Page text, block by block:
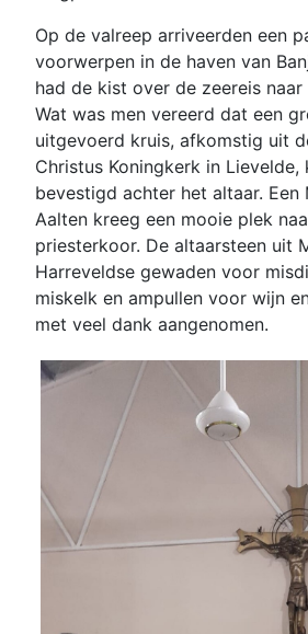
Op de valreep arriveerden een
voorwerpen in de haven van
had de kist over de zeereis naar
Wat was men vereerd dat een
uitgevoerd kruis, afkomstig uit
Christus Koningkerk in Lievelde,
bevestigd achter het altaar. Een
Aalten kreeg een mooie plek
priesterkoor. De altaarsteen uit
Harreveldse gewaden voor
miskelk en ampullen voor wijn
met veel dank aangenomen.